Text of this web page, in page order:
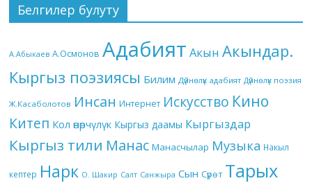
Белгилер булуту
А.Абыкаев А.Осмонов Адабият Акын Акындар.
Кыргыз поэзиясы Билим Дүйнөлүк адабият Дүйнөлүк поэзия
Ж.Касаболотов Инсан Интернет Искусство Кино
Китеп Кол өнөрчүлүк Кыргыз даамы Кыргыздар
Кыргыз тили Манас Манасчылар Музыка Накыл
кептер Нарк О. Шакир Салт Санжыра Сын Сүрөт Тарых